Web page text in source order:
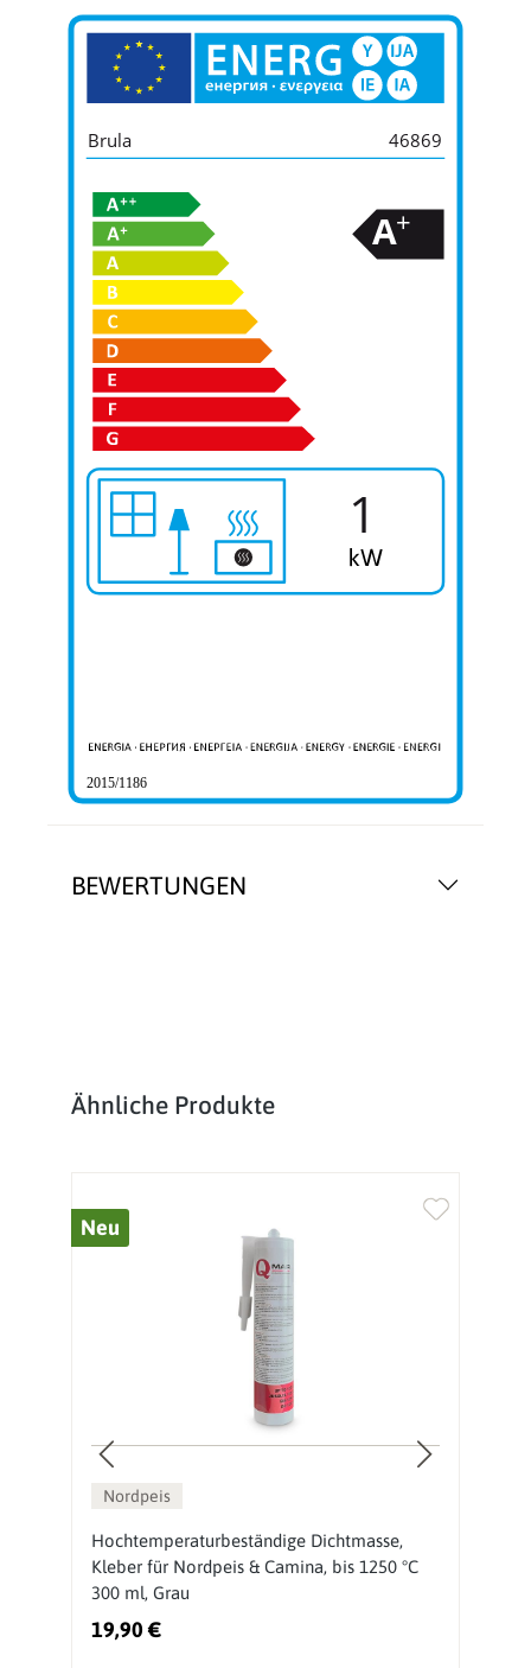
BEWERTUNGEN
Brula 46869
2015/1186
1
A+
Produktgalerie überspringen
Ähnliche Produkte
Neu
Nordpeis
Hochtemperaturbeständige Dichtmasse,
Kleber für Nordpeis & Camina, bis 1250 °C
300 ml, Grau
19,90 €